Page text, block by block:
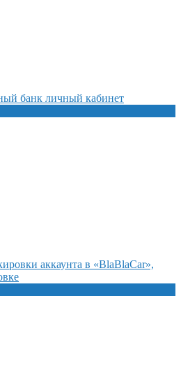
банк личный кабинет
аккаунта в «BlaBlaCar»,